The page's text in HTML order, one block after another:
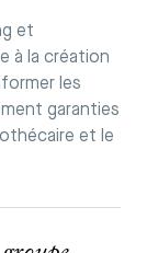
et
à la création
les
garanties
et le